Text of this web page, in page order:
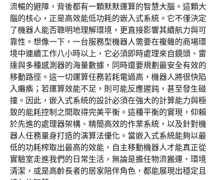
流暢的避障，背後都有一顆默默運算的智慧大腦。這顆大
腦的核心，正是高效能低功耗的嵌入式系統。它不僅決定
了機器人能否聰明地理解環境，更直接影響其續航力與可
靠性。想像一下，一台服務型機器人需要在複雜的商場環
境中連續工作八小時以上，它必須即時處理來自鏡頭、雷
達與多種感測器的海量數據，同時還要規劃最安全有效的
移動路徑。這一切運算任務若耗電過高，機器人將很快陷
入癱瘓；若運算效能不足，則可能反應遲鈍，甚至發生碰
撞。因此，嵌入式系統的設計必須在強大的計算能力與極
致的能耗控制之間取得完美平衡。這種平衡的實現，仰賴
於先進的處理器架構、精簡高效的作業系統，以及針對機
器人任務量身打造的演算法優化。當嵌入式系統能夠以最
低的功耗榨取出最高的效能，自主移動機器人才能真正從
實驗室走進我們的日常生活，無論是擔任物流搬運、環境
清潔，或是高齡長者的居家陪伴角色，都能展現出穩定且